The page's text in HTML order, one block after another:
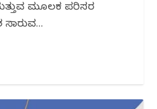
ಮೂಲಕ ಪರಿಸರ